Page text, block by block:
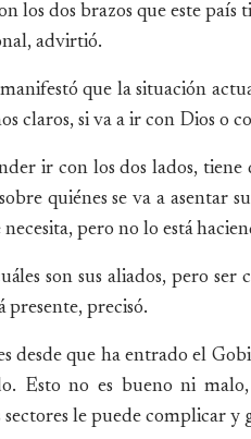
los dos brazos que este
advirtió.
que la situación
claros, si va a ir con Dios o
ir con los dos lados,
sobre quiénes se va a
necesita, pero no lo está
son sus aliados, pero ser
presente, precisó.
desde que ha entrado el
Esto no es bueno ni
sectores le puede complicar y